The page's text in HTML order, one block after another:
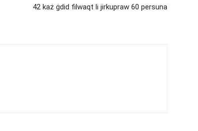
42 każ ġdid filwaqt li jirkupraw 60 persuna